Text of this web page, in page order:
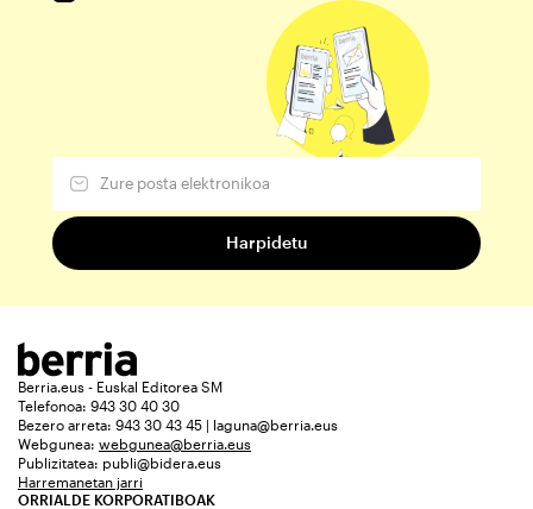
Berria.eus - Euskal Editorea SM
Telefonoa: 943 30 40 30
Bezero arreta: 943 30 43 45 | laguna@berria.eus
Webgunea: webgunea@berria.eus
Publizitatea: publi@bidera.eus
Harremanetan jarri
ORRIALDE KORPORATIBOAK